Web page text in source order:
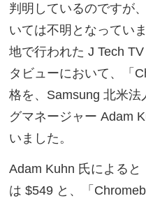
判明しているのですが
いては不明となってい
地で行われた J Tech
タビューにおいて、「
格を、Samsung 北米
グマネージャー Adam
いました。
Adam Kuhn 氏による
は $549 と、「